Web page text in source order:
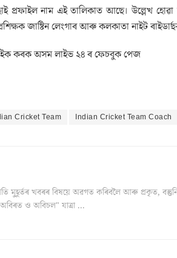
প্ৰফাইল নাম এই তালিকাত আছে। উল্লেখ
জাষ্টিন লেংগাৰ আৰু কলকাতা নাইট
কৰক অসম লাইভ ২৪ ৰ ফেচবুক পেজ
Cricket Team Indian Cricket Team Coach
মুহূৰ্তৰ খবৰৰ বিষয়ে অৱগত কৰিবলৈ আৰু প্ৰকৃত,
ও অবিচল" যাত্ৰা ...